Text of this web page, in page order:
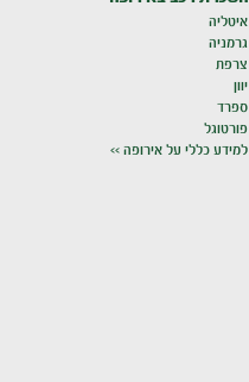
איטליה
גרמניה
צרפת
יוון
ספרד
פורטוגל
למידע כללי על אירופה >>